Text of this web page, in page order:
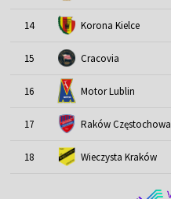
14 Korona Kielce
15 Cracovia
16 Motor Lublin
17 Raków Częstochowa
18 Wieczysta Kraków